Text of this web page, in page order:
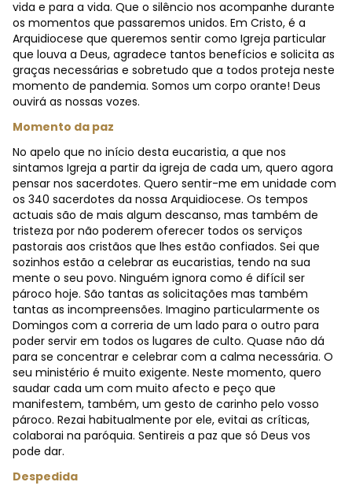
vida e para a vida. Que o silêncio nos acompanhe durante
os momentos que passaremos unidos. Em Cristo, é a
Arquidiocese que queremos sentir como Igreja particular
que louva a Deus, agradece tantos benefícios e solicita as
graças necessárias e sobretudo que a todos proteja neste
momento de pandemia. Somos um corpo orante! Deus
ouvirá as nossas vozes.
Momento da paz
No apelo que no início desta eucaristia, a que nos
sintamos Igreja a partir da igreja de cada um, quero agora
pensar nos sacerdotes. Quero sentir-me em unidade com
os 340 sacerdotes da nossa Arquidiocese. Os tempos
actuais são de mais algum descanso, mas também de
tristeza por não poderem oferecer todos os serviços
pastorais aos cristãos que lhes estão confiados. Sei que
sozinhos estão a celebrar as eucaristias, tendo na sua
mente o seu povo. Ninguém ignora como é difícil ser
pároco hoje. São tantas as solicitações mas também
tantas as incompreensões. Imagino particularmente os
Domingos com a correria de um lado para o outro para
poder servir em todos os lugares de culto. Quase não dá
para se concentrar e celebrar com a calma necessária. O
seu ministério é muito exigente. Neste momento, quero
saudar cada um com muito afecto e peço que
manifestem, também, um gesto de carinho pelo vosso
pároco. Rezai habitualmente por ele, evitai as críticas,
colaborai na paróquia. Sentireis a paz que só Deus vos
pode dar.
Despedida